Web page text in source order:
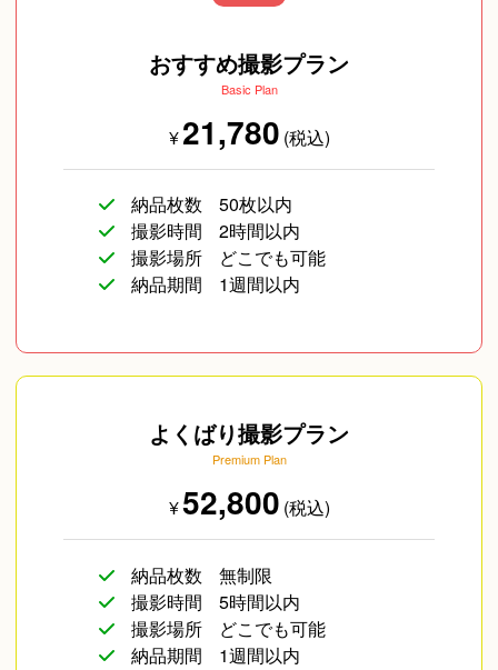
おすすめ撮影プラン
Basic Plan
¥21,780 (税込)
納品枚数
50枚以内
撮影時間
2時間以内
撮影場所
どこでも可能
納品期間
1週間以内
よくばり撮影プラン
Premium Plan
¥52,800 (税込)
納品枚数
無制限
撮影時間
5時間以内
撮影場所
どこでも可能
納品期間
1週間以内